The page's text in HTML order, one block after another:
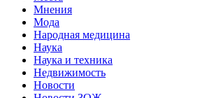
Мнения
Мода
Народная медицина
Наука
Наука и техника
Недвижимость
Новости